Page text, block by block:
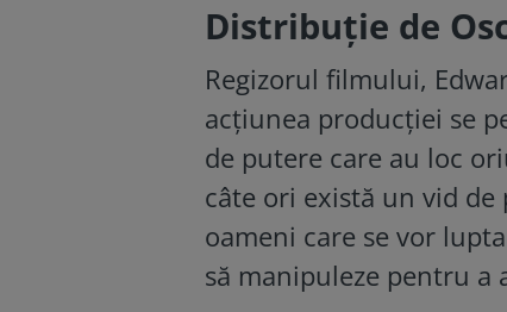
Distribuție de
Regizorul filmului,
acţiunea producției se
de putere care au loc
câte ori există un vid
oameni care se vor
să manipuleze pentru a